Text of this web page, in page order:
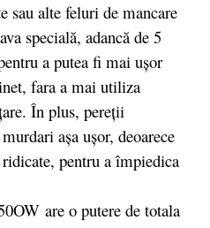
sau alte feluri de mancare
specială, adancă de 5
a putea fi mai ușor
fara a mai utiliza
În plus, pereții
așa ușor, deoarece
pentru a împiedica
are o putere de totala